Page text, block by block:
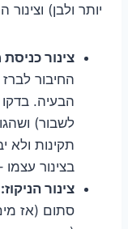
יותר ולבן)
צינור
החיבור
הבעיה.
תקינות ולא
בצינור
צינור הניקוז:
סתום (אז